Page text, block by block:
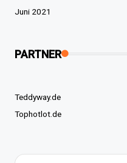
Juni 2021
PARTNER
Teddyway.de
Tophotlot.de